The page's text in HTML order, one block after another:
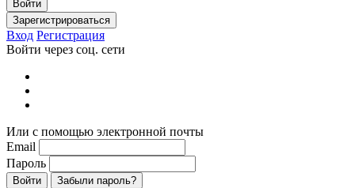
Войти
Зарегистрироваться
Вход Регистрация
Войти через соц. сети
Или с помощью электронной почты
Email
Пароль
Войти Забыли пароль?